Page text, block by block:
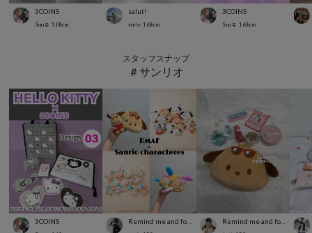
3COINS
Suu☺︎ 168cm
salut!
yurie 168cm
3COINS
Suu☺︎ 168cm
スタッフスナップ
＃サンリオ
3COINS Remind me and forever